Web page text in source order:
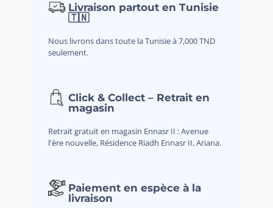
Livraison partout en Tunisie
🇹🇳
Nous livrons dans toute la Tunisie à 7,000 TND
seulement.
Click & Collect – Retrait en
magasin
Retrait gratuit en magasin Ennasr II : Avenue
l'ère nouvelle, Résidence Riadh Ennasr II, Ariana.
Paiement en espèce à la
livraison